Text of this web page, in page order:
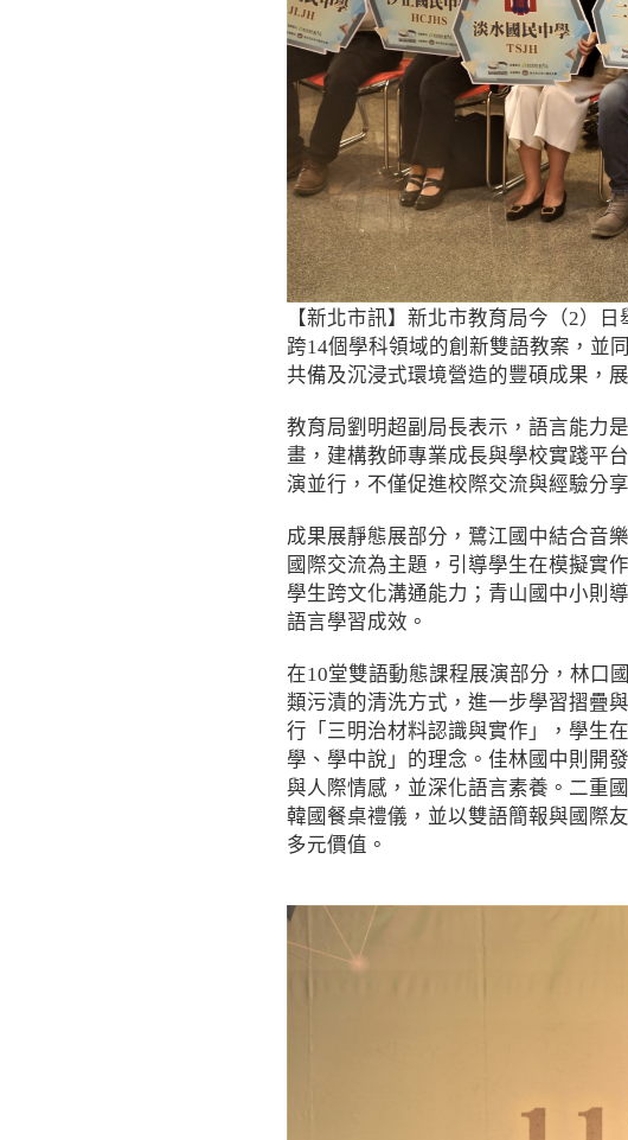
【新北市訊】新北市教育局今（2）
跨14個學科領域的創新雙語教案，並
共備及沉浸式環境營造的豐碩成果，
教育局劉明超副局長表示，語言能力
畫，建構教師專業成長與學校實踐平
演並行，不僅促進校際交流與經驗分
成果展靜態展部分，鷺江國中結合音
國際交流為主題，引導學生在模擬實
學生跨文化溝通能力；青山國中小則
語言學習成效。
在10堂雙語動態課程展演部分，林口
類污漬的清洗方式，進一步學習摺疊
行「三明治材料認識與實作」，學生
學、學中說」的理念。佳林國中則開
與人際情感，並深化語言素養。二重
韓國餐桌禮儀，並以雙語簡報與國際
多元價值。